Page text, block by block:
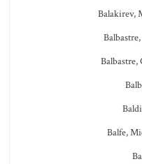
Balakirev,
Balbastre,
Balfe,